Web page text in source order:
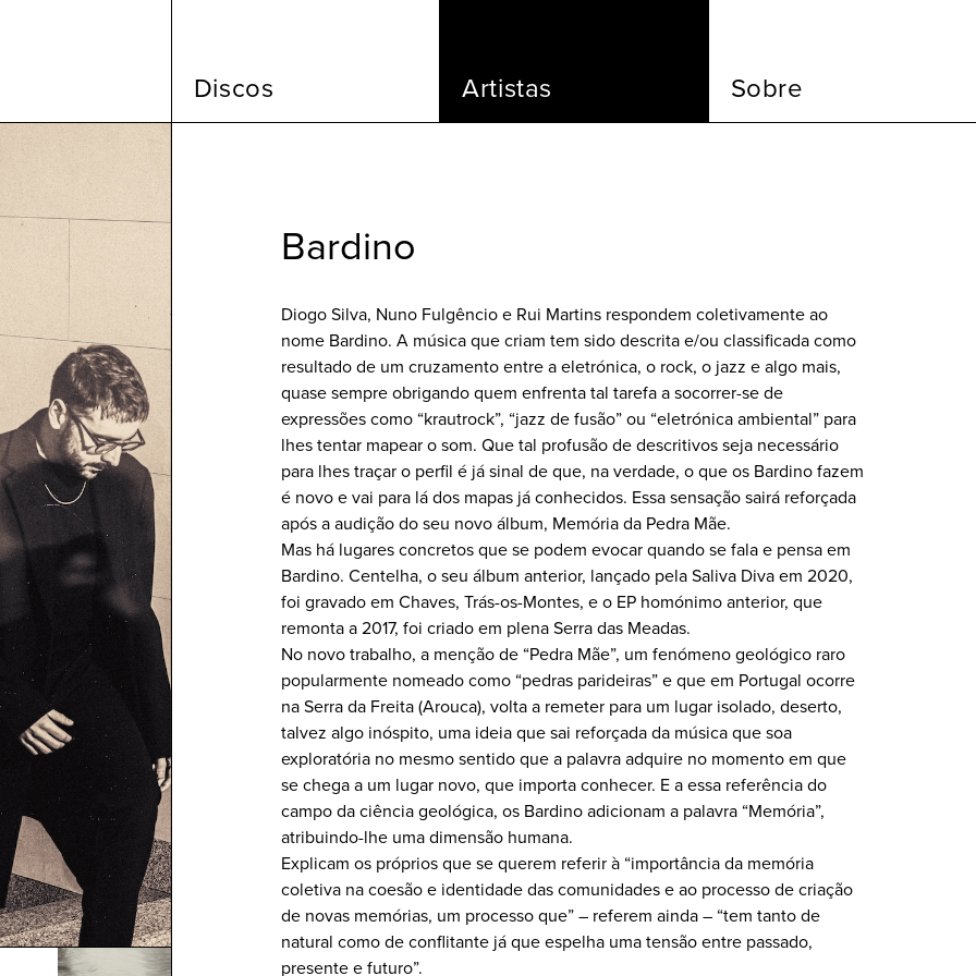
Discos Artistas Sobre
Bardino
Diogo Silva, Nuno Fulgêncio e Rui Martins respondem coletivamente ao
nome Bardino. A música que criam tem sido descrita e/ou classificada como
resultado de um cruzamento entre a eletrónica, o rock, o jazz e algo mais,
quase sempre obrigando quem enfrenta tal tarefa a socorrer-se de
expressões como “krautrock”, “jazz de fusão” ou “eletrónica ambiental” para
lhes tentar mapear o som. Que tal profusão de descritivos seja necessário
para lhes traçar o perfil é já sinal de que, na verdade, o que os Bardino fazem
é novo e vai para lá dos mapas já conhecidos. Essa sensação sairá reforçada
após a audição do seu novo álbum, Memória da Pedra Mãe.
Mas há lugares concretos que se podem evocar quando se fala e pensa em
Bardino. Centelha, o seu álbum anterior, lançado pela Saliva Diva em 2020,
foi gravado em Chaves, Trás-os-Montes, e o EP homónimo anterior, que
remonta a 2017, foi criado em plena Serra das Meadas.
No novo trabalho, a menção de “Pedra Mãe”, um fenómeno geológico raro
popularmente nomeado como “pedras parideiras” e que em Portugal ocorre
na Serra da Freita (Arouca), volta a remeter para um lugar isolado, deserto,
talvez algo inóspito, uma ideia que sai reforçada da música que soa
exploratória no mesmo sentido que a palavra adquire no momento em que
se chega a um lugar novo, que importa conhecer. E a essa referência do
campo da ciência geológica, os Bardino adicionam a palavra “Memória”,
atribuindo-lhe uma dimensão humana.
Explicam os próprios que se querem referir à “importância da memória
coletiva na coesão e identidade das comunidades e ao processo de criação
de novas memórias, um processo que” – referem ainda – “tem tanto de
natural como de conflitante já que espelha uma tensão entre passado,
presente e futuro”.